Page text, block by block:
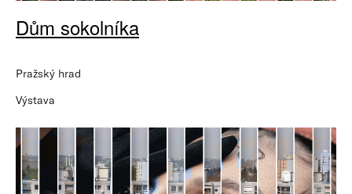
Dům sokolníka
Pražský hrad
Výstava